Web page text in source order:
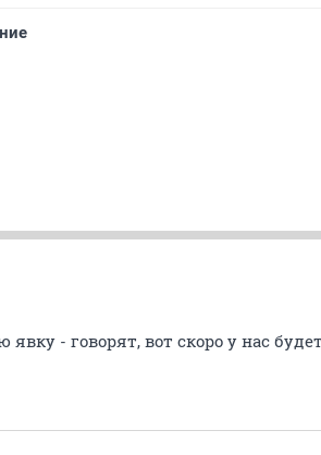
- говорят, вот скоро у нас